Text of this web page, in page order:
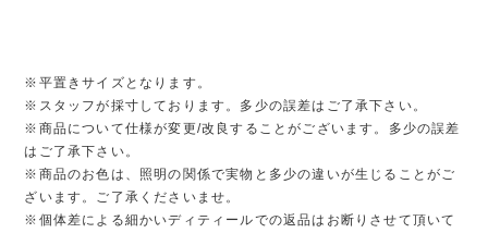
※平置きサイズとなります。
※スタッフが採寸しております。多少の誤差はご了承下さい。
※商品について仕様が変更/改良することがございます。多少の誤差
はご了承下さい。
※商品のお色は、照明の関係で実物と多少の違いが生じることがご
ざいます。ご了承くださいませ。
※個体差による細かいディティールでの返品はお断りさせて頂いて